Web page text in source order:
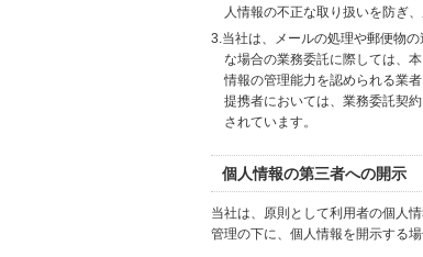
人情報の不正な取り扱いを防ぎ
3.当社は、メールの処理や郵便物
な場合の業務委託に際しては、
情報の管理能力を認められる業
提携者においては、業務委託契
されています。
個人情報の第三者への開示
当社は、原則として利用者の個人
管理の下に、個人情報を開示する場